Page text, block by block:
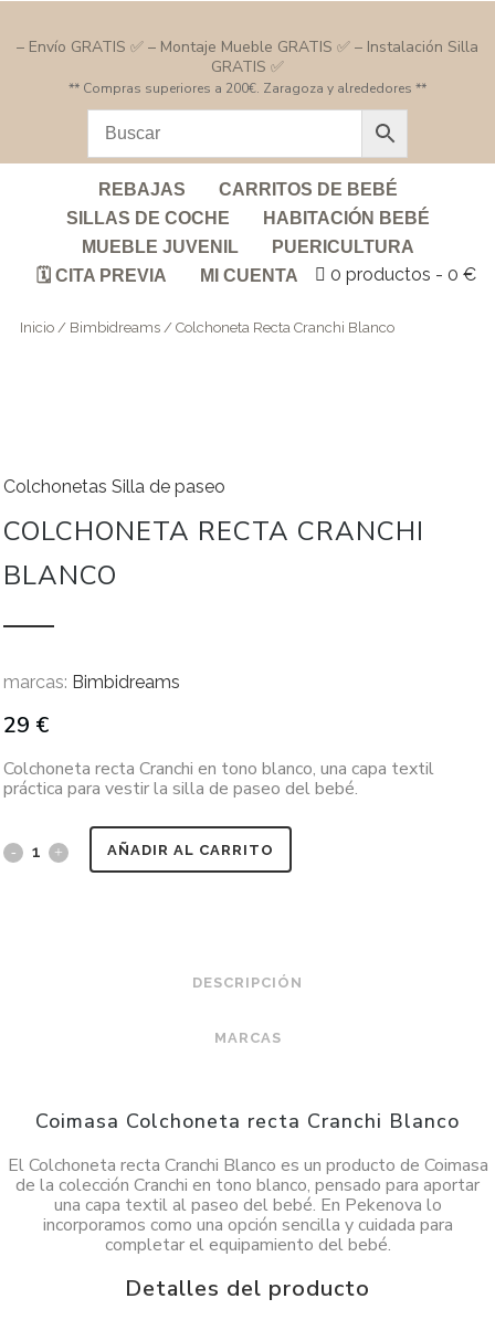
– Envío GRATIS ✅ – Montaje Mueble GRATIS ✅ – Instalación Silla
GRATIS ✅
** Compras superiores a 200€. Zaragoza y alrededores **
REBAJAS
CARRITOS DE BEBÉ
SILLAS DE COCHE
HABITACIÓN BEBÉ
MUEBLE JUVENIL
PUERICULTURA
🗓️ CITA PREVIA
MI CUENTA 0 productos 0 €
Inicio / Bimbidreams / Colchoneta Recta Cranchi Blanco
Colchonetas Silla de paseo
COLCHONETA RECTA CRANCHI
BLANCO
marcas: Bimbidreams
29 €
Colchoneta recta Cranchi en tono blanco, una capa textil
práctica para vestir la silla de paseo del bebé.
AÑADIR AL CARRITO
DESCRIPCIÓN
MARCAS
Coimasa Colchoneta recta Cranchi Blanco
El Colchoneta recta Cranchi Blanco es un producto de Coimasa
de la colección Cranchi en tono blanco, pensado para aportar
una capa textil al paseo del bebé. En Pekenova lo
incorporamos como una opción sencilla y cuidada para
completar el equipamiento del bebé.
Detalles del producto